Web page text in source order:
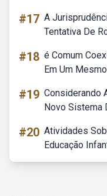
#17 A
Tentativa De
#18 é Comum
Em Um
#19 Considerando
Novo Sistema
#20 Atividades
Educação